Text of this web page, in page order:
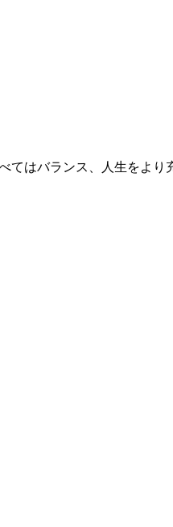
てはバランス、人生をよ